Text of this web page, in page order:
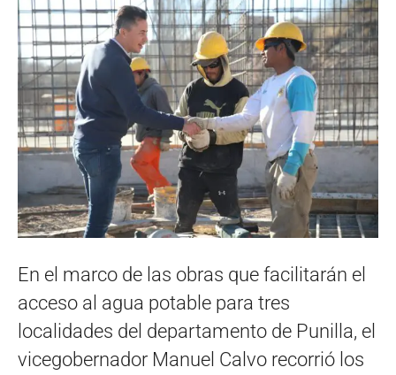
En el marco de las obras que facilitarán el
acceso al agua potable para tres
localidades del departamento de Punilla, el
vicegobernador Manuel Calvo recorrió los